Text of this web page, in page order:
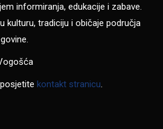
informiranja, edukacije i zabave.
kulturu, tradiciju i običaje područja
kontakt stranicu.